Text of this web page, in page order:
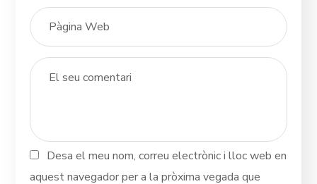
Desa el meu nom, correu electrònic i lloc web en
aquest navegador per a la pròxima vegada que